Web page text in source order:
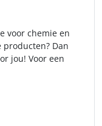
voor chemie en
Dan
jou! Voor een